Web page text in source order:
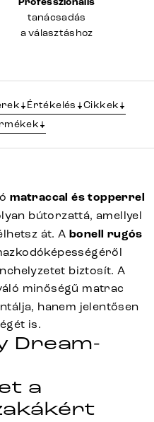
tanácsadás
a választáshoz
Értékelés
Cikkek
matraccal és topperrel
bútorzattá, amellyel
át. Abonell rugós
biztosít. A
minőségű matrac
hanem jelentősen
is.
Dream-
a